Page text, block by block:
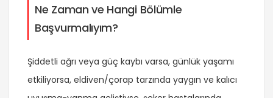
Ne Zaman ve Hangi Bölümle
Başvurmalıyım?
Şiddetli ağrı veya güç kaybı varsa, günlük yaşamı
etkiliyorsa, eldiven/çorap tarzında yaygın ve kalıcı